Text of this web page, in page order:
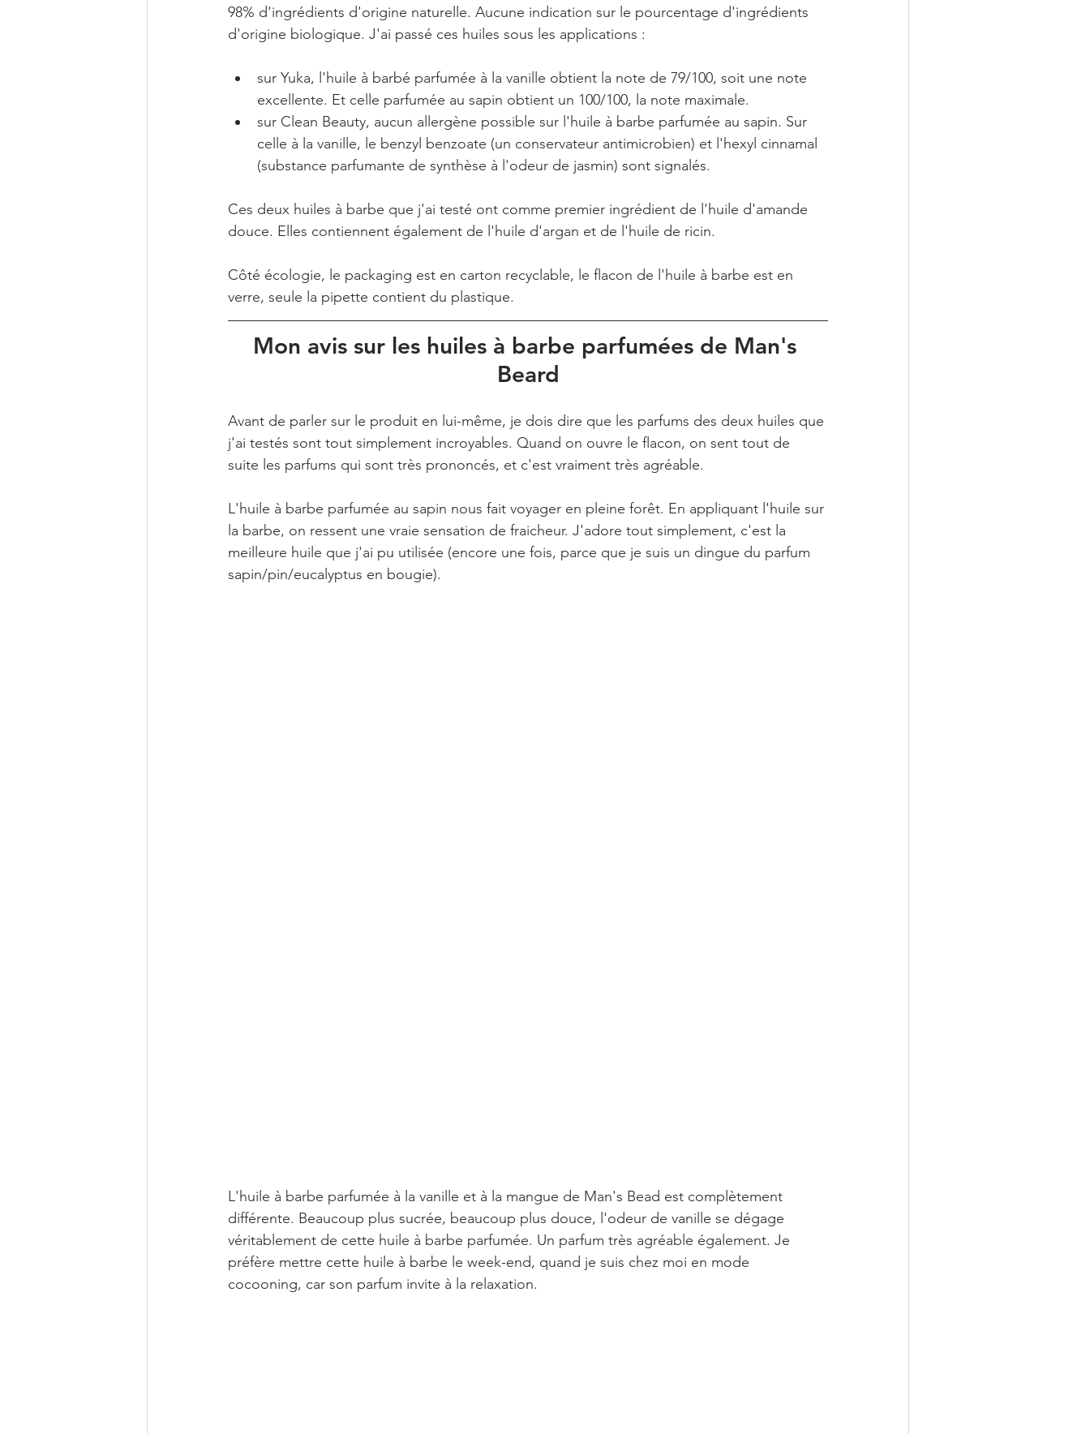
98% d'ingrédients d'origine naturelle. Aucune indication sur le pourcentage d'ingrédients
d'origine biologique. J'ai passé ces huiles sous les applications :
sur Yuka, l'huile à barbé parfumée à la vanille obtient la note de 79/100, soit une note
excellente. Et celle parfumée au sapin obtient un 100/100, la note maximale.
sur Clean Beauty, aucun allergène possible sur l'huile à barbe parfumée au sapin. Sur
celle à la vanille, le benzyl benzoate (un conservateur antimicrobien) et l'hexyl cinnamal
(substance parfumante de synthèse à l'odeur de jasmin) sont signalés.
Ces deux huiles à barbe que j'ai testé ont comme premier ingrédient de l'huile d'amande
douce. Elles contiennent également de l'huile d'argan et de l'huile de ricin.
Côté écologie, le packaging est en carton recyclable, le flacon de l'huile à barbe est en
verre, seule la pipette contient du plastique.
Mon avis sur les huiles à barbe parfumées de Man's
Beard
Avant de parler sur le produit en lui-même, je dois dire que les parfums des deux huiles que
j'ai testés sont tout simplement incroyables. Quand on ouvre le flacon, on sent tout de
suite les parfums qui sont très prononcés, et c'est vraiment très agréable.
L'huile à barbe parfumée au sapin nous fait voyager en pleine forêt. En appliquant l'huile sur
la barbe, on ressent une vraie sensation de fraicheur. J'adore tout simplement, c'est la
meilleure huile que j'ai pu utilisée (encore une fois, parce que je suis un dingue du parfum
sapin/pin/eucalyptus en bougie).
L'huile à barbe parfumée à la vanille et à la mangue de Man's Bead est complètement
différente. Beaucoup plus sucrée, beaucoup plus douce, l'odeur de vanille se dégage
véritablement de cette huile à barbe parfumée. Un parfum très agréable également. Je
préfère mettre cette huile à barbe le week-end, quand je suis chez moi en mode
cocooning, car son parfum invite à la relaxation.